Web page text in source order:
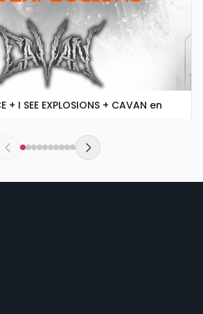
+ I SEE EXPLOSIONS + CAVAN en
| Vitoria-Gasteiz